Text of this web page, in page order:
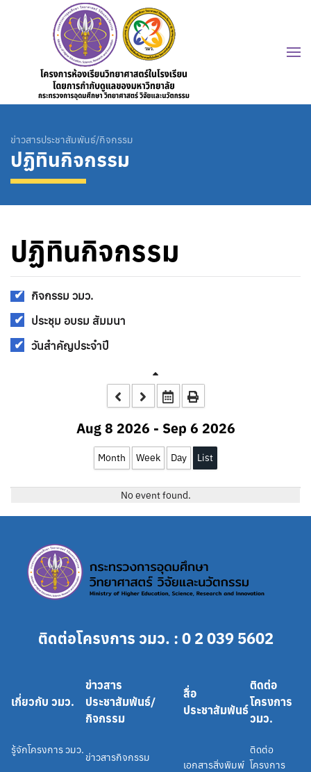
ข่าวสารประชาสัมพันธ์/กิจกรรม
ปฏิทินกิจกรรม
ปฏิทินกิจกรรม
กิจกรรม วมว.
ประชุม อบรม สัมมนา
วันสำคัญประจำปี
Aug 8 2026 - Sep 6 2026
Month Week Day List
No event found.
ติดต่อโครงการ วมว. : 0 2 039 5602
เกี่ยวกับ วมว.
ข่าวสาร
ประชาสัมพันธ์/
กิจกรรม
สื่อ
ประชาสัมพันธ์
ติดต่อ
โครงการ
วมว.
รู้จักโครงการ วมว.
ข่าวสารกิจกรรม
เอกสารสิ่งพิมพ์
ติดต่อ
โครงการ